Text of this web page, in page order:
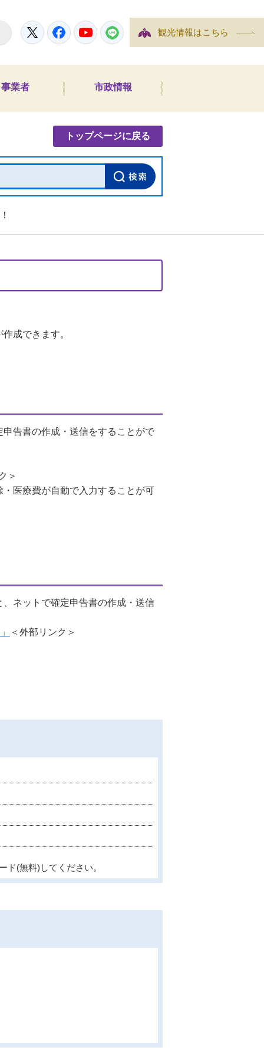
TwitterFacebookYouTubeLINE 観光情報はこちら
事業者 市政情報
トップページに戻る
成できます。
告書の作成・送信をすることがで
＞
医療費が自動で入力することが可
ネットで確定申告書の作成・送信
＜外部リンク＞
ド(無料)してください。